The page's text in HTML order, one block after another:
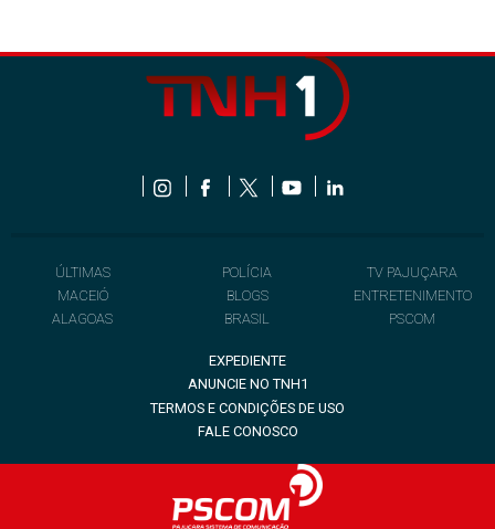
ÚLTIMAS
MACEIÓ
ALAGOAS
POLÍCIA
BLOGS
BRASIL
TV PAJUÇARA
ENTRETENIMENTO
PSCOM
EXPEDIENTE
ANUNCIE NO TNH1
TERMOS E CONDIÇÕES DE USO
FALE CONOSCO